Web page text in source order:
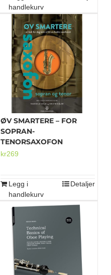
handlekurv
ØV SMARTERE – FOR
SOPRAN-
TENORSAXOFON
kr269
Legg i
handlekurv
Detaljer